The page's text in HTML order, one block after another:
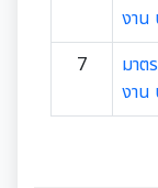
สวัสดิกา
ความรู้เ
E-
นโยบา
โอนงบป
แผนการ
การจัดซื้อจั
แผนการ
แผนอัตรากำ
งาน
7
มาต
งาน